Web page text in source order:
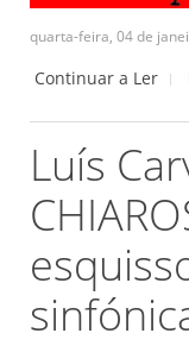
quarta-feira, 04 de
Continuar a Ler
Luís